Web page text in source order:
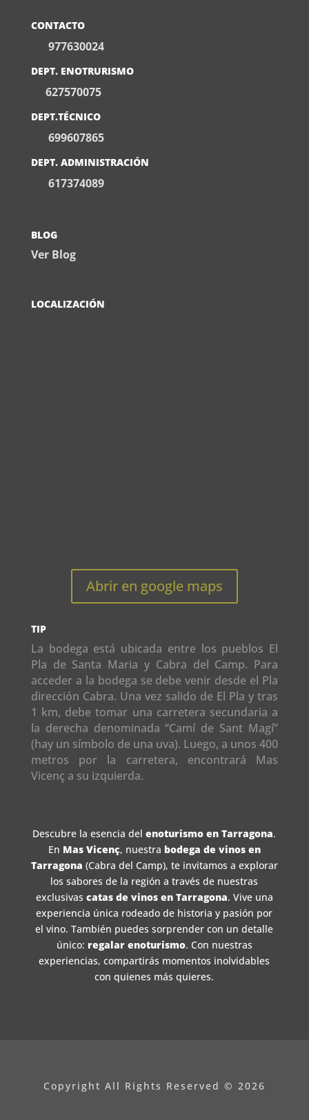
CONTACTO
977630024
DEPT. ENOTRURISMO
627570075
DEPT.TÉCNICO
699607865
DEPT. ADMINISTRACIÓN
617374089
BLOG
Ver Blog
LOCALIZACIÓN
Abrir en google maps
TIP
La bodega está ubicada entre los pueblos El
Pla de Santa Maria y Cabra del Camp. Para
acceder a la bodega se debe venir desde el Pla
dirección Cabra. Una vez salido de El Pla y tras
1 km, debe tomar una carretera secundaria a
la derecha denominada “Camí de Sant Magí”
(hay un símbolo de una uva). Luego, a unos 400
metros por la carretera, encontrará Mas
Vicenç a su izquierda.
Descubre la esencia delenoturismo en Tarragona.
En Mas Vicenç, nuestra bodega de vinos en
Tarragona (Cabra del Camp), te invitamos a explorar
los sabores de la región a través de nuestras
exclusivas catas de vinos en Tarragona. Vive una
experiencia única rodeado de historia y pasión por
el vino. También puedes sorprender con un detalle
único: regalar enoturismo. Con nuestras
experiencias, compartirás momentos inolvidables
con quienes más quieres.
Copyright All Rights Reserved © 2026